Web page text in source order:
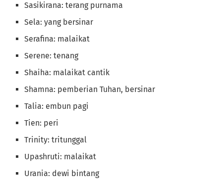
Sasikirana: terang purnama
Sela: yang bersinar
Serafina: malaikat
Serene: tenang
Shaiha: malaikat cantik
Shamna: pemberian Tuhan, bersinar
Talia: embun pagi
Tien: peri
Trinity: tritunggal
Upashruti: malaikat
Urania: dewi bintang